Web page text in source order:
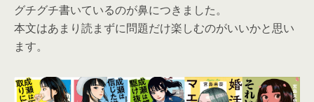
グチグチ書いているのが鼻につきました。
本文はあまり読まずに問題だけ楽しむのがいいかと思い
ます。